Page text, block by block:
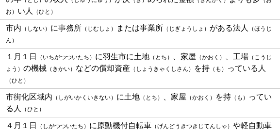
お） い人 （ひと）
市内 （しない） に事務所 （じむしょ） または事業所 （じぎょうしょ） がある法人
（ほうじ
ん）
１月１日 （いちがつついたち） に羽生市に土地 （とち） 、家屋 （かおく） 、工場 （こうじ
ょう） の機械 （きかい） などの償却資産 （しょうきゃくしさん） を持 （も） っている人
（ひと）
市街化区域内 （しがいかくいきない） に土地 （とち） 、家屋 （かおく） を持 （も）
ってい
る人
（ひと）
４月１日 （しがつついたち） に原動機付自転車 （げんどうきつきじてんしゃ） や軽自動車